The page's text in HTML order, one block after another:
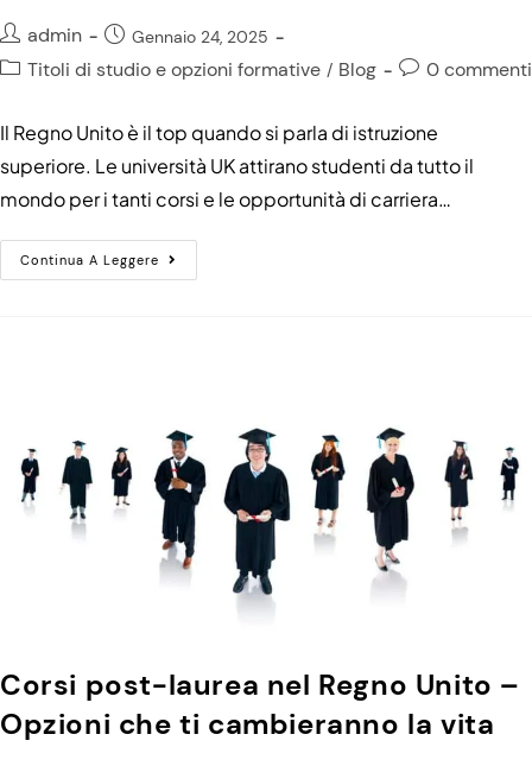
admin Gennaio 24, 2025
Titoli di studio e opzioni formative / Blog 0 commenti
Il Regno Unito è il top quando si parla di istruzione
superiore. Le università UK attirano studenti da tutto il
mondo per i tanti corsi e le opportunità di carriera…
Continua A Leggere
Corsi post-laurea nel Regno Unito –
Opzioni che ti cambieranno la vita